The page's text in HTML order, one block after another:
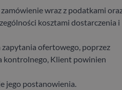
wraz z podatkami
kosztami dostarczenia i
ofertowego, poprzez
kontrolnego, Klient powinien
jego postanowienia.